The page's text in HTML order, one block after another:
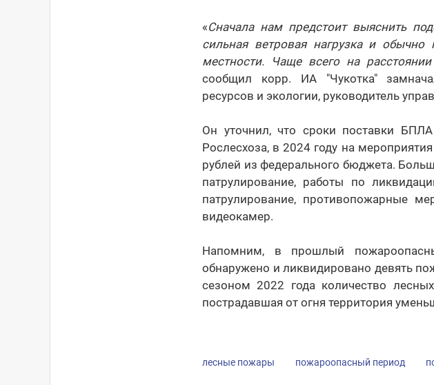
«Сначала нам предстоит выяснить
сильная ветровая нагрузка и
местности. Чаще всего на
сообщил корр. ИА "Чукотка"
ресурсов и экологии, руководитель
Он уточнил, что сроки поставки
Рослесхоза, в 2024 году на
рублей из федерального бюджета.
патрулирование, работы по
патрулирование, противопожарные
видеокамер.
Напомним, в прошлый
обнаружено и ликвидировано девять
сезоном 2022 года количество
пострадавшая от огня территория
лесные пожары пожароопасный период